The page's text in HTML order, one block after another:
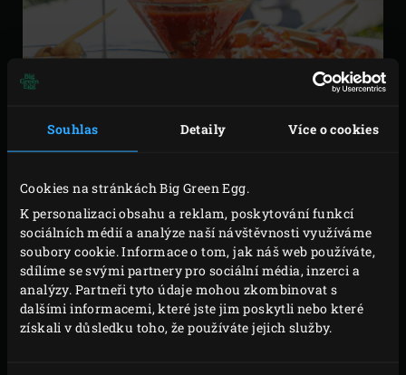
Souhlas Detaily Více o cookies
Cookies na stránkách Big Green Egg.
K personalizaci obsahu a reklam, poskytování funkcí
sociálních médií a analýze naší návštěvnosti využíváme
soubory cookie. Informace o tom, jak náš web používáte,
sdílíme se svými partnery pro sociální média, inzerci a
analýzy. Partneři tyto údaje mohou zkombinovat s
dalšími informacemi, které jste jim poskytli nebo které
získali v důsledku toho, že používáte jejich služby.
VAŘENÍ